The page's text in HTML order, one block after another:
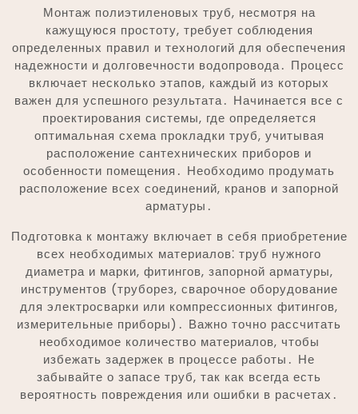
Монтаж полиэтиленовых труб, несмотря на
кажущуюся простоту, требует соблюдения
определенных правил и технологий для обеспечения
надежности и долговечности водопровода․ Процесс
включает несколько этапов, каждый из которых
важен для успешного результата․ Начинается все с
проектирования системы, где определяется
оптимальная схема прокладки труб, учитывая
расположение сантехнических приборов и
особенности помещения․ Необходимо продумать
расположение всех соединений, кранов и запорной
арматуры․
Подготовка к монтажу включает в себя приобретение
всех необходимых материалов⁚ труб нужного
диаметра и марки, фитингов, запорной арматуры,
инструментов (труборез, сварочное оборудование
для электросварки или компрессионных фитингов,
измерительные приборы)․ Важно точно рассчитать
необходимое количество материалов, чтобы
избежать задержек в процессе работы․ Не
забывайте о запасе труб, так как всегда есть
вероятность повреждения или ошибки в расчетах․